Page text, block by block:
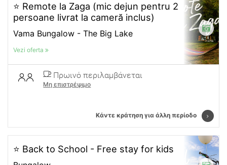
⭐ Remote la Zaga (mic dejun pentru 2
persoane livrat la cameră inclus)
Vama Bungalow - The Big Lake
Vezi oferta
Πρωινό περιλαμβάνεται
Μη επιστρέψιμο
Κάντε κράτηση για άλλη περίοδο
⭐ Back to School - Free stay for kids